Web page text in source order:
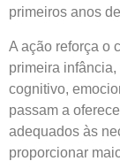
primeiros anos
A ação reforça o
primeira
cognitivo,
passam a
adequados às
proporcionar